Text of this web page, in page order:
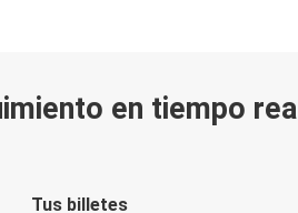
en tiempo real
Tus billetes